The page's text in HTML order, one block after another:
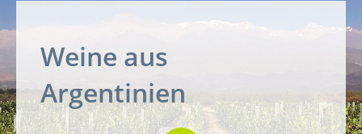
Weine aus
Argentinien